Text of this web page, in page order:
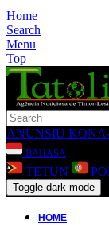
Home
Search
Menu
Top
ANUNSIU
BAHASA
TETUN
Toggle dark mode
HOME